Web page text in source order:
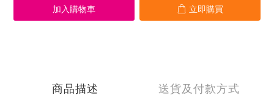
加入購物車 立即購買
商品描述 送貨及付款方式